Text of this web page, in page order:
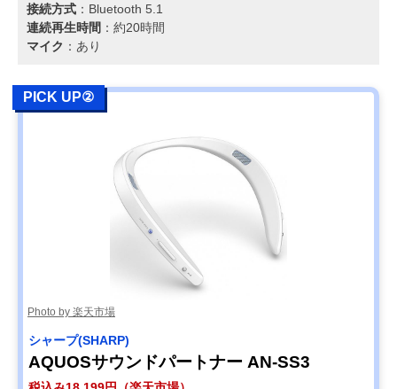
接続方式 ：Bluetooth 5.1
連続再生時間 ：約20時間
マイク ：あり
PICK UP②
Photo by 楽天市場
シャープ(SHARP)
AQUOSサウンドパートナー AN-SS3